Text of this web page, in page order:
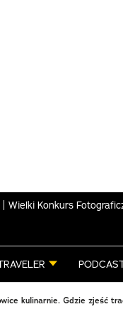
Wielki Konkurs
kulinarnie. Gdzie zjeść